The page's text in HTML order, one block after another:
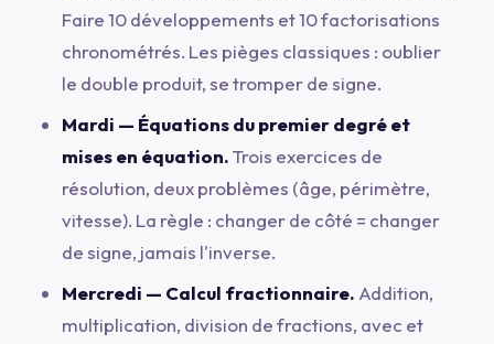
Faire 10 développements et 10 factorisations
chronométrés. Les pièges classiques : oublier
le double produit, se tromper de signe.
Mardi — Équations du premier degré et
mises en équation.Trois exercices de
résolution, deux problèmes (âge, périmètre,
vitesse). La règle : changer de côté = changer
de signe, jamais l'inverse.
Mercredi — Calcul fractionnaire. Addition,
multiplication, division de fractions, avec et